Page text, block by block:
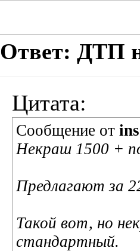
Ответ: ДТП
Цитата:
Сообщение от
Некраш 1500 +
Предлагают за
Такой вот, но
стандартный.